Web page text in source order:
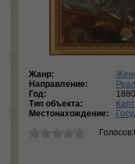
Жанр:
Направление:
Год:
Тип объекта:
Местонахождение: